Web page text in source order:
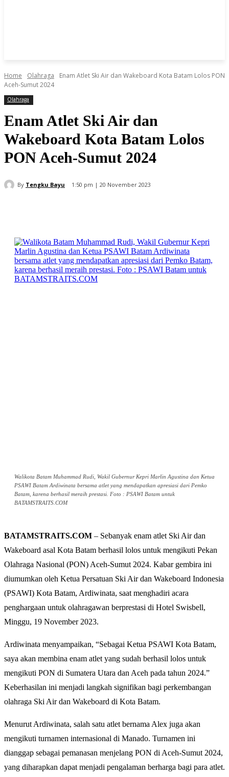
Home Olahraga
Enam Atlet Ski Air dan Wakeboard Kota Batam Lolos PON
Aceh-Sumut 2024
Olahraga
Enam Atlet Ski Air dan
Wakeboard Kota Batam Lolos
PON Aceh-Sumut 2024
By Tengku Bayu 1:50 pm | 20 November 2023
Walikota Batam Muhammad Rudi, Wakil Gubernur Kepri Marlin Agustina dan Ketua
PSAWI Batam Ardiwinata bersama atlet yang mendapatkan apresiasi dari Pemko
Batam, karena berhasil meraih prestasi. Foto : PSAWI Batam untuk
BATAMSTRAITS.COM
BATAMSTRAITS.COM – Sebanyak enam atlet Ski Air dan
Wakeboard asal Kota Batam berhasil lolos untuk mengikuti Pekan
Olahraga Nasional (PON) Aceh-Sumut 2024. Kabar gembira ini
diumumkan oleh Ketua Persatuan Ski Air dan Wakeboard Indonesia
(PSAWI) Kota Batam, Ardiwinata, saat menghadiri acara
penghargaan untuk olahragawan berprestasi di Hotel Swisbell,
Minggu, 19 November 2023.
Ardiwinata menyampaikan, “Sebagai Ketua PSAWI Kota Batam,
saya akan membina enam atlet yang sudah berhasil lolos untuk
mengikuti PON di Sumatera Utara dan Aceh pada tahun 2024.”
Keberhasilan ini menjadi langkah signifikan bagi perkembangan
olahraga Ski Air dan Wakeboard di Kota Batam.
Menurut Ardiwinata, salah satu atlet bernama Alex juga akan
mengikuti turnamen internasional di Manado. Turnamen ini
dianggap sebagai pemanasan menjelang PON di Aceh-Sumut 2024,
yang diharapkan dapat menjadi pengalaman berharga bagi para atlet.